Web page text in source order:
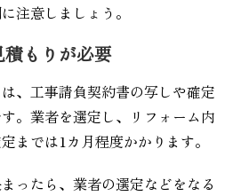
注意しましょう。
もりが必要
、工事請負契約書の写しや確定
。業者を選定し、リフォーム内
までは1カ月程度かかります。
ったら、業者の選定などをなる